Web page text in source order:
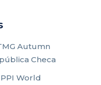
Autumn
Checa
World